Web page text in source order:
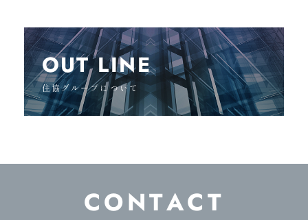
OUT LINE
住協グループについて
CONTACT